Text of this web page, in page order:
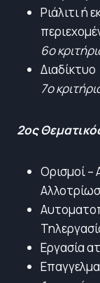
Ριάλιτι ή
6ο
Διαδίκτυο
7ο
2ος
Ορισμοί –
Εργασία